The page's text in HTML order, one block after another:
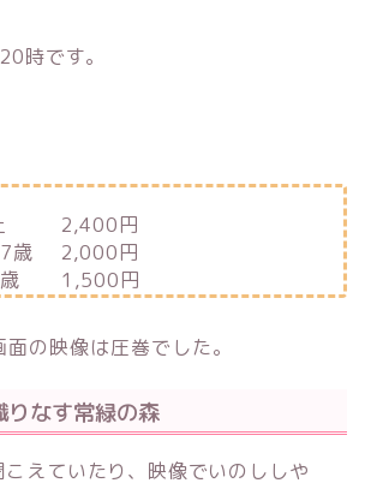
時です。
2,400円
歳 2,000円
歳 1,500円
の映像は圧巻でした。
りなす常緑の森
えていたり、映像でいのししや